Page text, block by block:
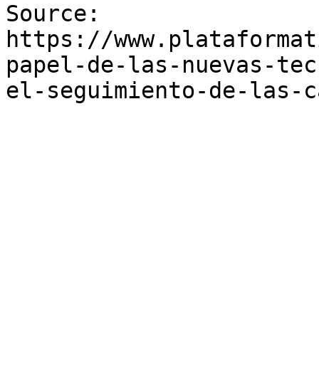
Source:
https://
papel-de-las-nuevas-